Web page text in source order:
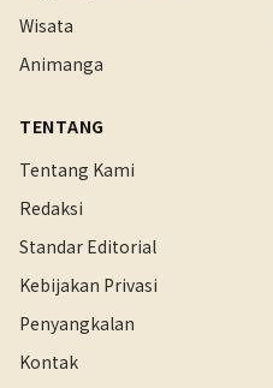
Wisata
Animanga
TENTANG
Tentang Kami
Redaksi
Standar Editorial
Kebijakan Privasi
Penyangkalan
Kontak